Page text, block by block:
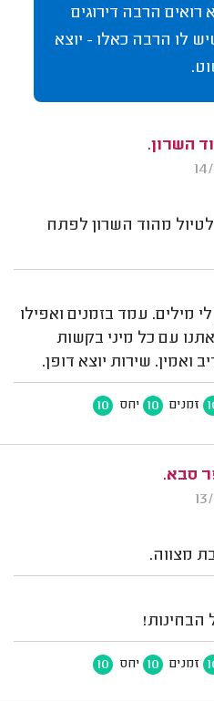
רואים הרבה דירוגים
לו הרבה כאלו - יוצא
השרון.
מהוד השרון לפתח
מילים. עמד בזמנים ואפילו
עם כל מיני בקשות
ואמין. שירות יוצא דופן.
זמנים 10 יחס 10
סבא.
מצווה.
הבחינות!
זמנים 10 יחס 10